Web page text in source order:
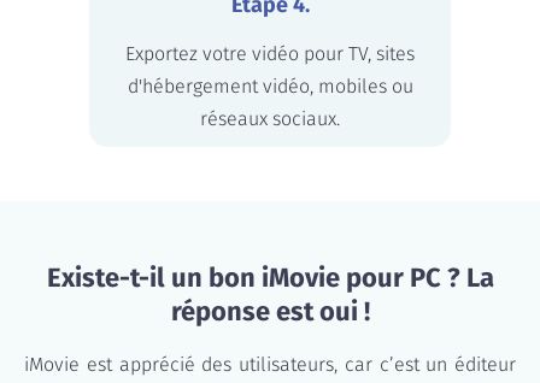
Exportez votre vidéo pour TV, sites
d'hébergement vidéo, mobiles ou
réseaux sociaux.
Existe-t-il un bon iMovie pour PC ? La
réponse est oui !
iMovie est apprécié des utilisateurs, car c’est un éditeur